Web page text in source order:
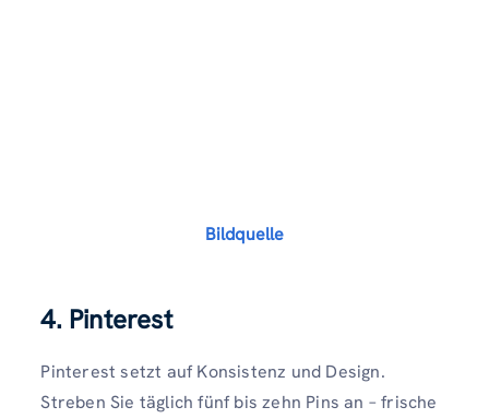
Bildquelle
4. Pinterest
Pinterest setzt auf Konsistenz und Design.
Streben Sie täglich fünf bis zehn Pins an – frische